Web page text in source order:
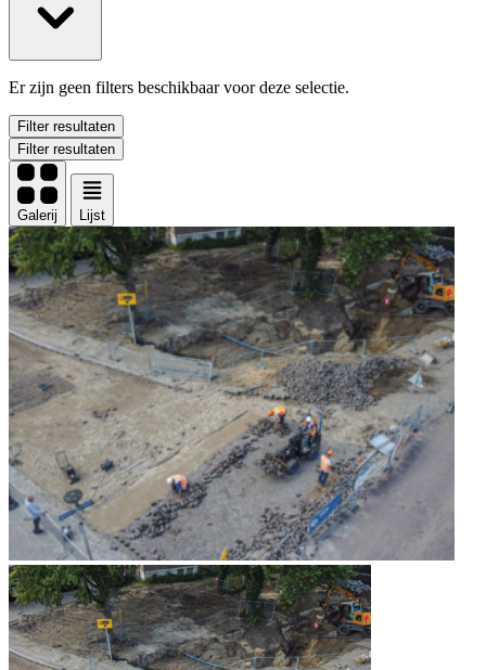
Er zijn geen filters beschikbaar voor deze selectie.
Filter resultaten
Filter resultaten
Galerij Lijst